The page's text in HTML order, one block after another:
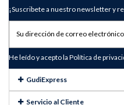
¡Suscribete a nuestro newsletter y
He leído y acepto la Política de
GudiExpress
Servicio al Cliente